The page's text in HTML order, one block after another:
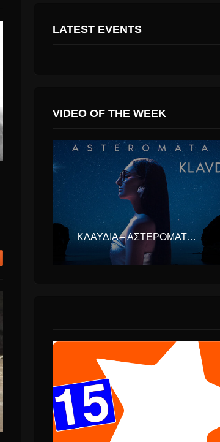
LATEST EVENTS
VIDEO OF THE WEEK
ΚΛΑΥΔΊΑ – ΑΣΤΕΡΟΜΆΤΑ (EUROVISION ΕΛΛΆΔΑ 2025)